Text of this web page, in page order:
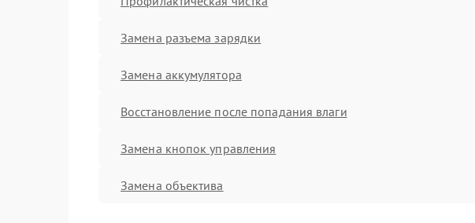
Замена разъема зарядки
Замена аккумулятора
Восстановление после попадания влаги
Замена кнопок управления
Замена объектива